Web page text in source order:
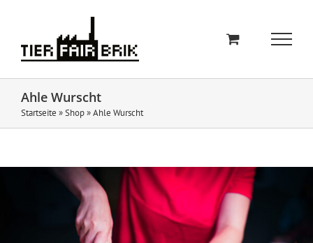
springen
Ahle Wurscht
Startseite »Shop»Ahle Wurscht